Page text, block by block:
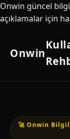
Onwin güncel bilgi
açıklamalar için
Onwin
🚀 Onwin